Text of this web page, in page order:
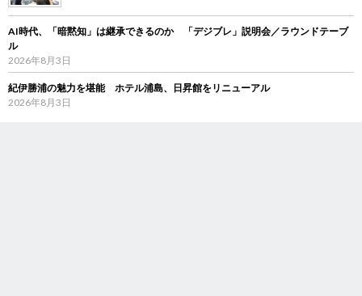
AI時代、「暗黙知」は継承できるのか 「デジブレ」説明会／ラウンドテーブ
ル
2026年8月3日
紀伊勝浦の魅力を堪能 ホテル浦島、日昇館をリニューアル
2026年8月3日